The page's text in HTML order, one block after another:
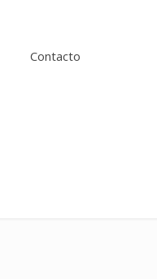
Contacto